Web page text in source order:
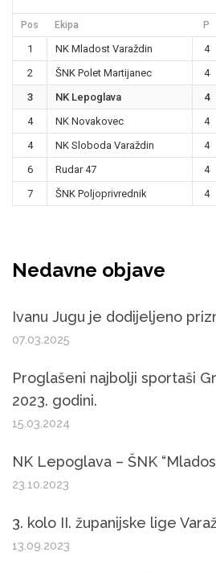
Pos Ekipa P
1 NK Mladost Varaždin 4
2
ŠNK Polet Martijanec 4
3
NK Lepoglava 4
4
NK Novakovec 4
4
NK Sloboda Varaždin 4
6
Rudar 47 4
7
ŠNK Poljoprivrednik 4
Nedavne objave
Ivanu Jugu je dodijeljeno
07.03.2025
Proglašeni najbolji sportaši
2023. godini.
15.03.2024
NK Lepoglava – ŠNK
23.10.2023
3. kolo II. županijske lige
13.09.2023